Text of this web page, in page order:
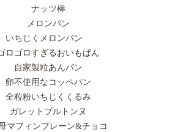
ナッツ棒
メロンパン
いちじくメロンパン
ロゴロすぎるおいもぱん
自家製粒あんパン
卵不使用なコッペパン
全粒粉いちじくくるみ
ガレットブルトンヌ
マフィンプレーン&チョコ